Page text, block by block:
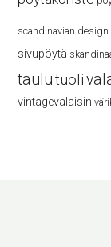
scandinavian design
sivupöytä
taulutuoli
vintagevalaisin